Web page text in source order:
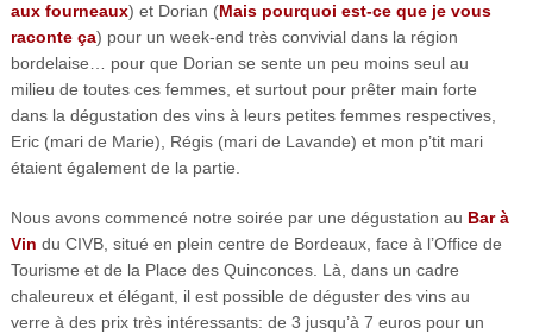
aux fourneaux) et Dorian (Mais pourquoi est-ce que je vous
raconte ça) pour un week-end très convivial dans la région
bordelaise… pour que Dorian se sente un peu moins seul au
milieu de toutes ces femmes, et surtout pour prêter main forte
dans la dégustation des vins à leurs petites femmes respectives,
Eric (mari de Marie), Régis (mari de Lavande) et mon p’tit mari
étaient également de la partie.
Nous avons commencé notre soirée par une dégustation au Bar à
Vin du CIVB, situé en plein centre de Bordeaux, face à l’Office de
Tourisme et de la Place des Quinconces. Là, dans un cadre
chaleureux et élégant, il est possible de déguster des vins au
verre à des prix très intéressants: de 3 jusqu’à 7 euros pour un